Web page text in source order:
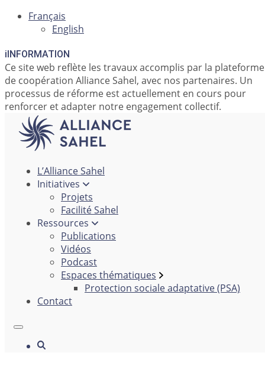
Français
English
i INFORMATION
Ce site web reflète les travaux accomplis par la plateforme
de coopération Alliance Sahel, avec nos partenaires. Un
processus de réforme est actuellement en cours pour
renforcer et adapter notre engagement collectif.
L’Alliance Sahel
Initiatives
Projets
Facilité Sahel
Ressources
Publications
Vidéos
Podcast
Espaces thématiques
Protection sociale adaptative (PSA)
Contact